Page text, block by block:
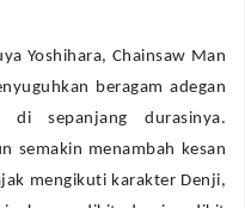
Yoshihara, Chainsaw Man
beragam adegan
sepanjang durasinya.
semakin menambah kesan
mengikuti karakter Denji,